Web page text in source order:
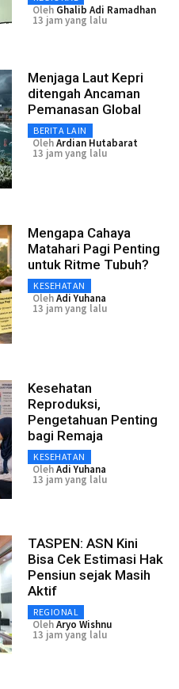
Oleh Ghalib Adi Ramadhan
13 jam yang lalu
Menjaga Laut Kepri
ditengah Ancaman
Pemanasan Global
BERITA LAIN
OlehArdian Hutabarat
13 jam yang lalu
Mengapa Cahaya
Matahari Pagi Penting
untuk Ritme Tubuh?
KESEHATAN
OlehAdi Yuhana
13 jam yang lalu
Kesehatan
Reproduksi,
Pengetahuan Penting
bagi Remaja
KESEHATAN
OlehAdi Yuhana
13 jam yang lalu
TASPEN: ASN Kini
Bisa Cek Estimasi Hak
Pensiun sejak Masih
Aktif
REGIONAL
OlehAryo Wishnu
13 jam yang lalu